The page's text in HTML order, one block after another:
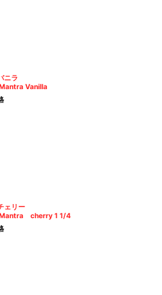
ニラ
Vanilla
ェリー
cherry 1 1/4